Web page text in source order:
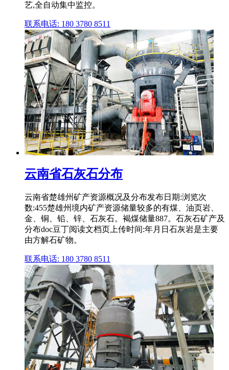
艺,全自动集中监控。
联系电话: 180 3780 8511
云南省石灰石分布
云南省楚雄州矿产资源概况及分布发布日期:浏览次
数:455楚雄州境内矿产资源储量较多的有煤、油页岩、
金、铜、铅、锌、石灰石。褐煤储量887。石灰石矿产及
分布doc豆丁阅读文档页上传时间:年月日石灰岩是主要
由方解石矿物。
联系电话: 180 3780 8511